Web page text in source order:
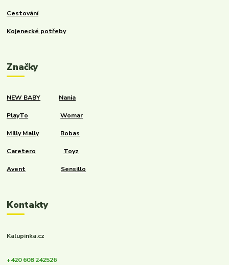
Cestování
Kojenecké potřeby
Značky
NEW BABY Nania
PlayTo Womar
Milly Mally Bobas
Caretero Toyz
Avent Sensillo
Kontakty
Kalupinka.cz
+420 608 242526